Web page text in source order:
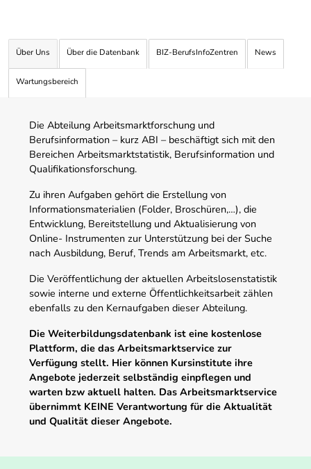
Über Uns Über die Datenbank BIZ-BerufsInfoZentren News
Wartungsbereich
Die Abteilung Arbeitsmarktforschung und
Berufsinformation – kurz ABI – beschäftigt sich mit den
Bereichen Arbeitsmarktstatistik, Berufsinformation und
Qualifikationsforschung.
Zu ihren Aufgaben gehört die Erstellung von
Informationsmaterialien (Folder, Broschüren,…), die
Entwicklung, Bereitstellung und Aktualisierung von
Online- Instrumenten zur Unterstützung bei der Suche
nach Ausbildung, Beruf, Trends am Arbeitsmarkt, etc.
Die Veröffentlichung der aktuellen Arbeitslosenstatistik
sowie interne und externe Öffentlichkeitsarbeit zählen
ebenfalls zu den Kernaufgaben dieser Abteilung.
Die Weiterbildungsdatenbank ist eine kostenlose
Plattform, die das Arbeitsmarktservice zur
Verfügung stellt. Hier können Kursinstitute ihre
Angebote jederzeit selbständig einpflegen und
warten bzw aktuell halten. Das Arbeitsmarktservice
übernimmt KEINE Verantwortung für die Aktualität
und Qualität dieser Angebote.